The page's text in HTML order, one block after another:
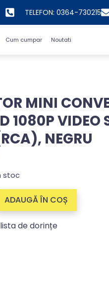
TELEFON: 0364-730215
Cum cumpar Noutati
MINI
1080P VIDEO
NEGRU
stoc
ADAUGĂ ÎN COȘ
de dorințe